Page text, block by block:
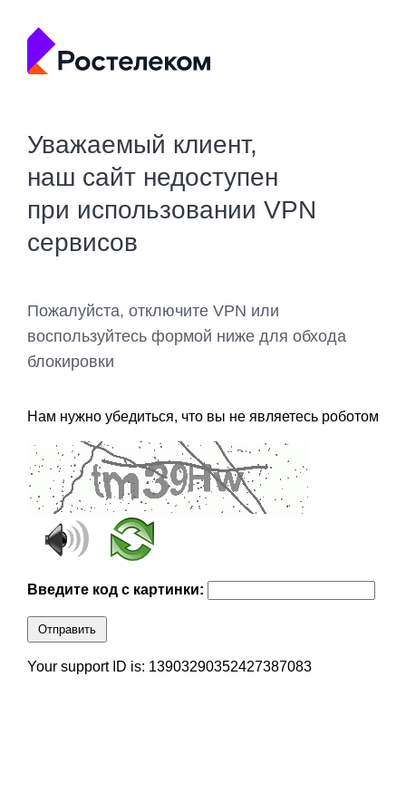
Уважаемый клиент,
наш сайт недоступен
при использовании VPN
сервисов
Пожалуйста, отключите VPN или
воспользуйтесь формой ниже для обхода
блокировки
Нам нужно убедиться, что вы не являетесь роботом
Введите код с картинки:
Отправить
Your support ID is: 13903290352427387083